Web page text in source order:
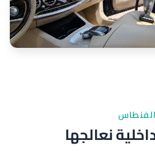
الفنطاس
نعالجها